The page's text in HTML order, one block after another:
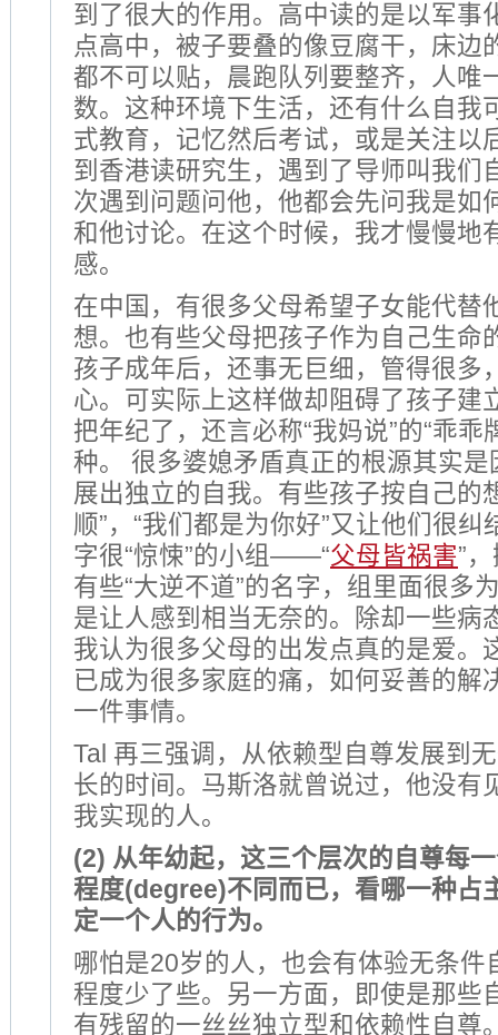
到了很大的作用。高中读的是以军事
点高中，被子要叠的像豆腐干，床边
都不可以贴，晨跑队列要整齐，人唯
数。这种环境下生活，还有什么自我
式教育，记忆然后考试，或是关注以
到香港读研究生，遇到了导师叫我们
次遇到问题问他，他都会先问我是如
和他讨论。在这个时候，我才慢慢地
感。
在中国，有很多父母希望子女能代替
想。也有些父母把孩子作为自己生命
孩子成年后，还事无巨细，管得很多
心。可实际上这样做却阻碍了孩子建
把年纪了，还言必称“我妈说”的“乖乖
种。 很多婆媳矛盾真正的根源其实
展出独立的自我。有些孩子按自己的
顺”，“我们都是为你好”又让他们很
字很“惊悚”的小组——“父母皆祸害”
有些“大逆不道”的名字，组里面很多
是让人感到相当无奈的。除却一些病
我认为很多父母的出发点真的是爱。
已成为很多家庭的痛，如何妥善的解
一件事情。
Tal 再三强调，从依赖型自尊发展到
长的时间。马斯洛就曾说过，他没有
我实现的人。
(2) 从年幼起，这三个层次的自尊每
程度(degree)不同而已，看哪一种占
定一个人的行为。
哪怕是20岁的人，也会有体验无条件
程度少了些。另一方面，即使是那些
有残留的一丝丝独立型和依赖性自尊